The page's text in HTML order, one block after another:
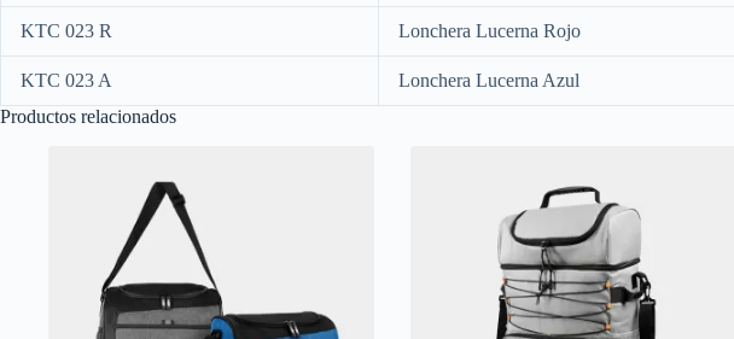
KTC 023 R Lonchera Lucerna Rojo
KTC 023 A Lonchera Lucerna Azul
Productos relacionados